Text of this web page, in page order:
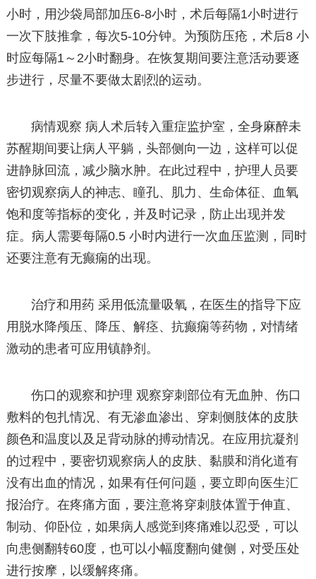
小时，用沙袋局部加压6-8小时，术后每隔1小时进行
一次下肢推拿，每次5-10分钟。为预防压疮，术后8 小
时应每隔1～2小时翻身。在恢复期间要注意活动要逐
步进行，尽量不要做太剧烈的运动。
病情观察 病人术后转入重症监护室，全身麻醉未
苏醒期间要让病人平躺，头部侧向一边，这样可以促
进静脉回流，减少脑水肿。在此过程中，护理人员要
密切观察病人的神志、瞳孔、肌力、生命体征、血氧
饱和度等指标的变化，并及时记录，防止出现并发
症。病人需要每隔0.5 小时内进行一次血压监测，同时
还要注意有无癫痫的出现。
治疗和用药 采用低流量吸氧，在医生的指导下应
用脱水降颅压、降压、解痉、抗癫痫等药物，对情绪
激动的患者可应用镇静剂。
伤口的观察和护理 观察穿刺部位有无血肿、伤口
敷料的包扎情况、有无渗血渗出、穿刺侧肢体的皮肤
颜色和温度以及足背动脉的搏动情况。在应用抗凝剂
的过程中，要密切观察病人的皮肤、黏膜和消化道有
没有出血的情况，如果有任何问题，要立即向医生汇
报治疗。在疼痛方面，要注意将穿刺肢体置于伸直、
制动、仰卧位，如果病人感觉到疼痛难以忍受，可以
向患侧翻转60度，也可以小幅度翻向健侧，对受压处
进行按摩，以缓解疼痛。